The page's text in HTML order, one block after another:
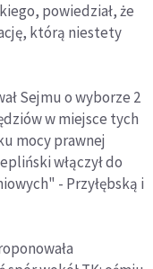
powiedział, że
którą niestety
Sejmu o wyborze 2
w miejsce tych
mocy prawnej
włączył do
- Przyłębską i